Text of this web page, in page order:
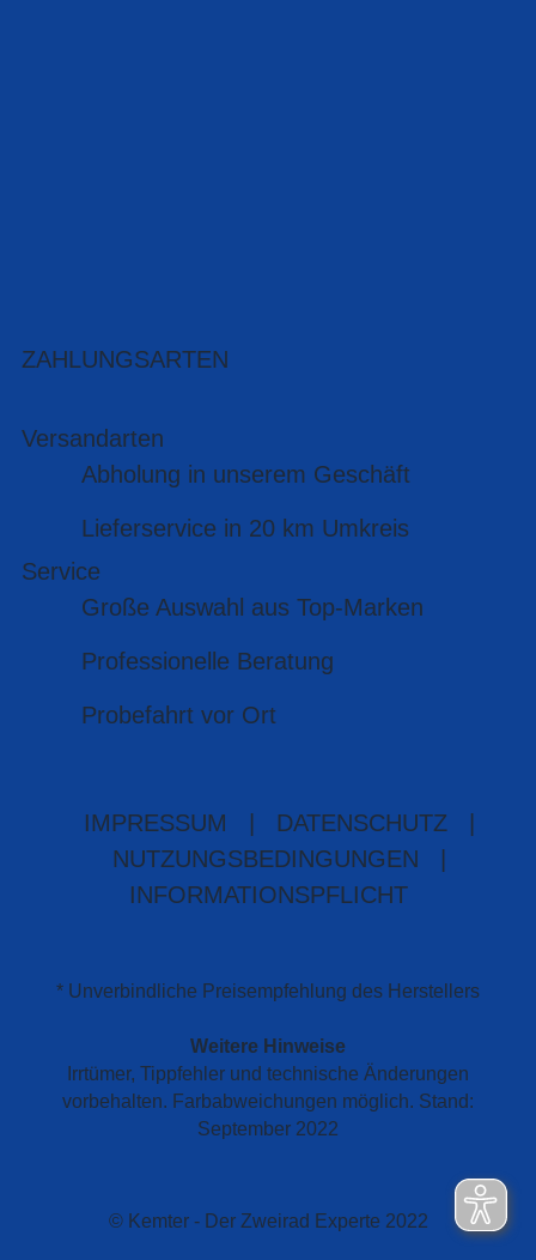
ZAHLUNGSARTEN
Versandarten
Abholung in unserem Geschäft
Lieferservice in 20 km Umkreis
Service
Große Auswahl aus Top-Marken
Professionelle Beratung
Probefahrt vor Ort
IMPRESSUM DATENSCHUTZ
NUTZUNGSBEDINGUNGEN
INFORMATIONSPFLICHT
* Unverbindliche Preisempfehlung des Herstellers
Weitere Hinweise
Irrtümer, Tippfehler und technische Änderungen
vorbehalten. Farbabweichungen möglich. Stand:
September 2022
© Kemter - Der Zweirad Experte 2022